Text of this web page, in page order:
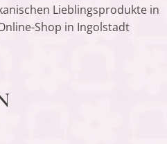
Lieblingsprodukte in
Shop in Ingolstadt